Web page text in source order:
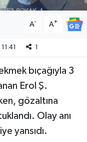
A- A+
1
bıçağıyla 3
Erol Ş.
gözaltına
Olay anı
yansıdı.